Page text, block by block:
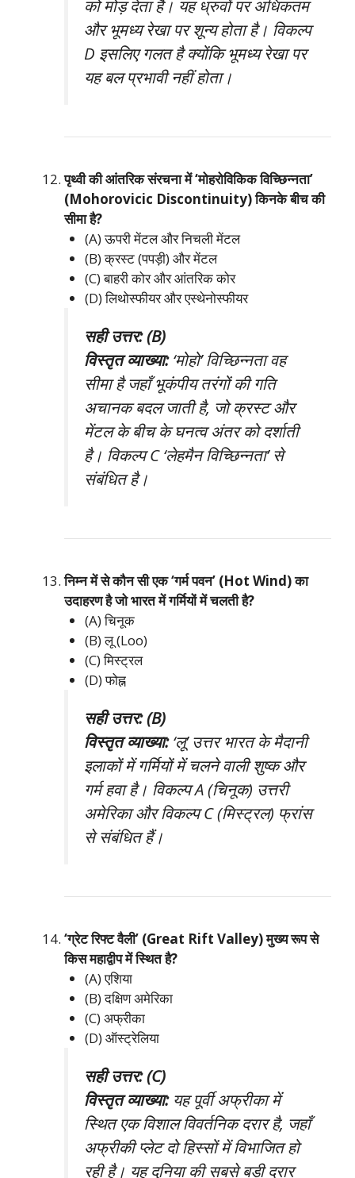
को मोड़ देता है। यह ध्रुवों पर अधिकतम
और भूमध्य रेखा पर शून्य होता है। विकल्प
D इसलिए गलत है क्योंकि भूमध्य रेखा पर
यह बल प्रभावी नहीं होता।
पृथ्वी की आंतरिक संरचना में ‘मोहरोविकिक विच्छिन्नता’
(Mohorovicic Discontinuity) किनके बीच की
सीमा है?
(A) ऊपरी मेंटल और निचली मेंटल
(B) क्रस्ट (पपड़ी) और मेंटल
(C) बाहरी कोर और आंतरिक कोर
(D) लिथोस्फीयर और एस्थेनोस्फीयर
सही उत्तर: (B)
विस्तृत व्याख्या:‘मोहो’ विच्छिन्नता वह
सीमा है जहाँ भूकंपीय तरंगों की गति
अचानक बदल जाती है, जो क्रस्ट और
मेंटल के बीच के घनत्व अंतर को दर्शाती
है। विकल्प C ‘लेहमैन विच्छिन्नता’ से
संबंधित है।
निम्न में से कौन सी एक ‘गर्म पवन’ (Hot Wind) का
उदाहरण है जो भारत में गर्मियों में चलती है?
(A) चिनूक
(B) लू (Loo)
(C) मिस्ट्रल
(D) फोह्न
सही उत्तर: (B)
विस्तृत व्याख्या:‘लू’ उत्तर भारत के मैदानी
इलाकों में गर्मियों में चलने वाली शुष्क और
गर्म हवा है। विकल्प A (चिनूक) उत्तरी
अमेरिका और विकल्प C (मिस्ट्रल) फ्रांस
से संबंधित हैं।
‘ग्रेट रिफ्ट वैली’ (Great Rift Valley) मुख्य रूप से
किस महाद्वीप में स्थित है?
(A) एशिया
(B) दक्षिण अमेरिका
(C) अफ्रीका
(D) ऑस्ट्रेलिया
सही उत्तर: (C)
विस्तृत व्याख्या:यह पूर्वी अफ्रीका में
स्थित एक विशाल विवर्तनिक दरार है, जहाँ
अफ्रीकी प्लेट दो हिस्सों में विभाजित हो
रही है। यह दुनिया की सबसे बड़ी दरार